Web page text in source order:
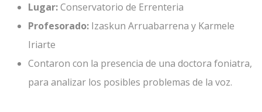
Lugar:Conservatorio de Errenteria
Profesorado: Izaskun Arruabarrena y Karmele
Iriarte
Contaron con la presencia de una doctora foniatra,
para analizar los posibles problemas de la voz.